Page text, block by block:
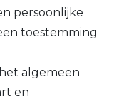
persoonlijke
toestemming
algemeen
en